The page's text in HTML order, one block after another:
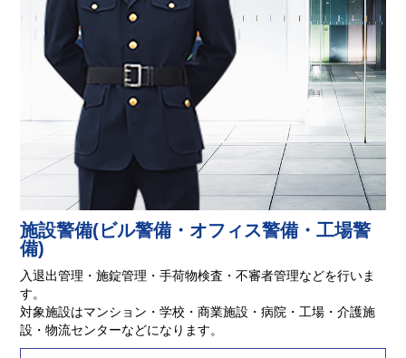
施設警備(ビル警備・オフィス警備・工場警
備)
入退出管理・施錠管理・手荷物検査・不審者管理などを行いま
す。
対象施設はマンション・学校・商業施設・病院・工場・介護施
設・物流センターなどになります。